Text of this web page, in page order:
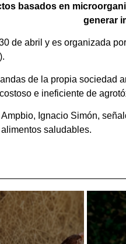
basados en
generar
de abril y es organizada
de la propia sociedad
e ineficiente de
Ignacio Simón,
saludables.